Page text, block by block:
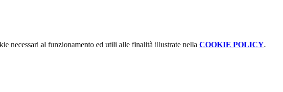
necessari al funzionamento ed utili alle finalità illustrate nella COOKIE POLICY.